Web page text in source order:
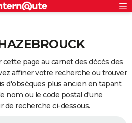
page au carnet des décès des
affiner votre recherche ou trouver
d'obsèques plus ancien en tapant
nom ou le code postal d'une
recherche ci-dessous.